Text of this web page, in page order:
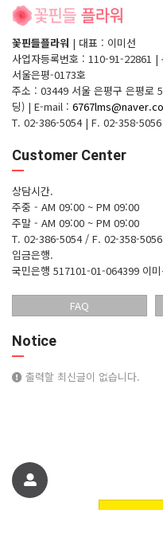
꽃핀들플라워 | 대표 : 이미선
사업자등록번호 : 110-91-22861 |
서울은평-0173호
주소 : 03449 서울 은평구 은평로
딩) | E-mail :
T. 02-386-5054 | F. 02-358-5056
Customer Center
상담시간.
주중 - AM 09:00 ~ PM 09:00
주말 - AM 09:00 ~ PM 09:00
T. 02-386-5054 / F. 02-358-5056
입금은행.
국민은행 517101-01-064399 이미
FAQ
Notice
출력할 최신글이 없습니다.
친